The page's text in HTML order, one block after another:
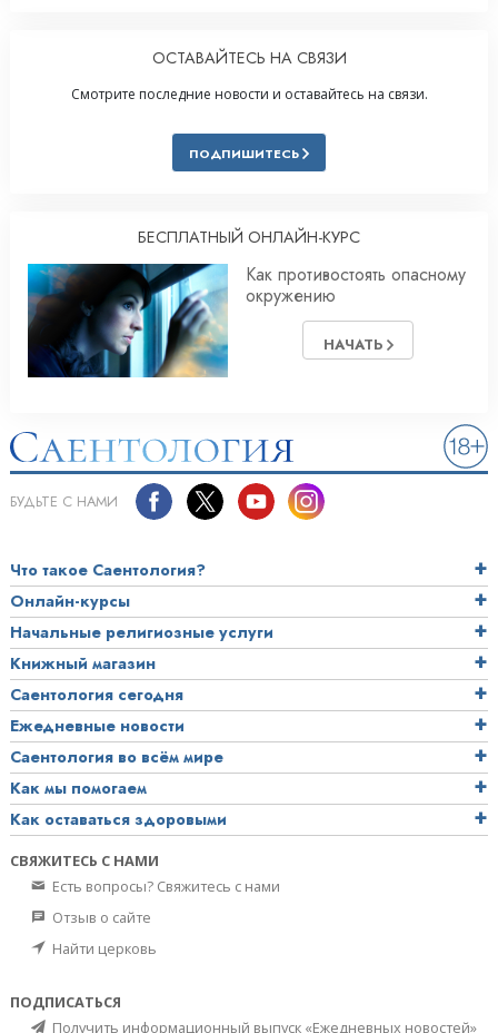
ОСТАВАЙТЕСЬ НА СВЯЗИ
Смотрите последние новости и оставайтесь на связи.
ПОДПИШИТЕСЬ
БЕСПЛАТНЫЙ ОНЛАЙН-КУРС
Как противостоять опасному
окружению
НАЧАТЬ
БУДЬТЕ С НАМИ
Что такое Саентология?
Онлайн-курсы
Начальные религиозные услуги
Книжный магазин
Саентология сегодня
Ежедневные новости
Саентология во всём мире
Как мы помогаем
Как оставаться здоровыми
СВЯЖИТЕСЬ С НАМИ
Есть вопросы? Свяжитесь с нами
Отзыв о сайте
Найти церковь
ПОДПИСАТЬСЯ
Получить информационный выпуск «Ежедневных новостей»